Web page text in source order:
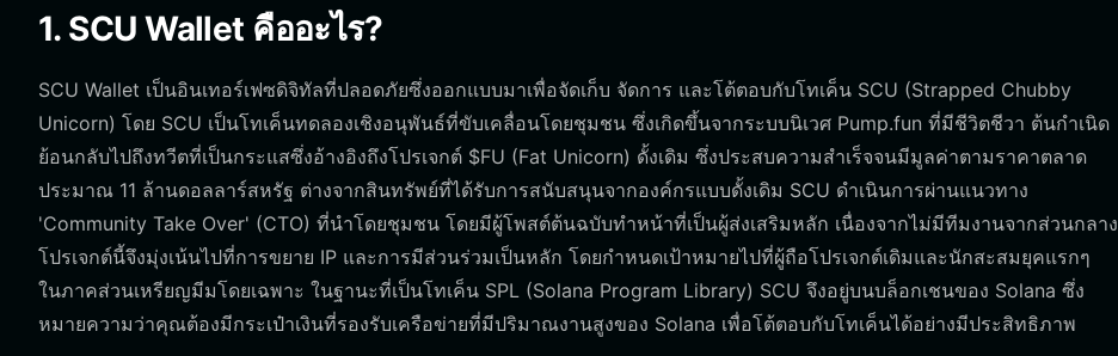
1. SCU Wallet คืออะไร?
SCU Wallet เป็นอินเทอร์เฟซดิจิทัลที่ปลอดภัยซึ่งออกแบบมาเพื่อจัดเก็บ จัดการ และโต้ตอบกับโทเค็น SCU (Strapped Chubby
Unicorn) โดย SCU เป็นโทเค็นทดลองเชิงอนุพันธ์ที่ขับเคลื่อนโดยชุมชน ซึ่งเกิดขึ้นจากระบบนิเวศ Pump.fun ที่มีชีวิตชีวา ต้นกำเนิด
ย้อนกลับไปถึงทวีตที่เป็นกระแสซึ่งอ้างอิงถึงโปรเจกต์ $FU (Fat Unicorn) ดั้งเดิม ซึ่งประสบความสำเร็จจนมีมูลค่าตามราคาตลาด
ประมาณ 11 ล้านดอลลาร์สหรัฐ ต่างจากสินทรัพย์ที่ได้รับการสนับสนุนจากองค์กรแบบดั้งเดิม SCU ดำเนินการผ่านแนวทาง
'Community Take Over' (CTO) ที่นำโดยชุมชน โดยมีผู้โพสต์ต้นฉบับทำหน้าที่เป็นผู้ส่งเสริมหลัก เนื่องจากไม่มีทีมงานจากส่วนกลาง
โปรเจกต์นี้จึงมุ่งเน้นไปที่การขยาย IP และการมีส่วนร่วมเป็นหลัก โดยกำหนดเป้าหมายไปที่ผู้ถือโปรเจกต์เดิมและนักสะสมยุคแรกๆ
ในภาคส่วนเหรียญมีมโดยเฉพาะ ในฐานะที่เป็นโทเค็น SPL (Solana Program Library) SCU จึงอยู่บนบล็อกเชนของ Solana ซึ่ง
หมายความว่าคุณต้องมีกระเป๋าเงินที่รองรับเครือข่ายที่มีปริมาณงานสูงของ Solana เพื่อโต้ตอบกับโทเค็นได้อย่างมีประสิทธิภาพ